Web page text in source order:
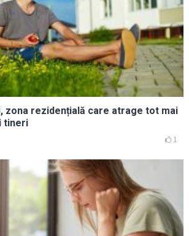
zona rezidențială care atrage tot mai
tineri
1